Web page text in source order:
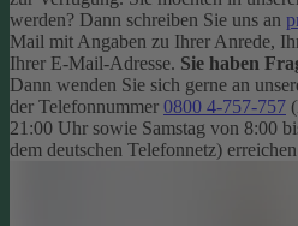
werden? Dann schreiben Sie uns an
Mail mit Angaben zu Ihrer Anrede,
Ihrer E-Mail-Adresse. Sie haben
Dann wenden Sie sich gerne an
der Telefonnummer 0800 4-757-757
21:00 Uhr sowie Samstag von 8:00
dem deutschen Telefonnetz)